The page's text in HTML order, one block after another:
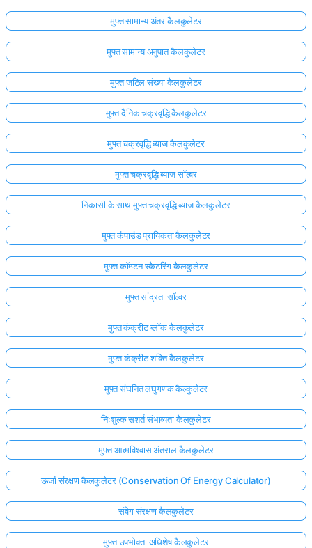
मुफ्त सामान्य अंतर कैलकुलेटर
मुफ्त सामान्य अनुपात कैलकुलेटर
मुफ्त जटिल संख्या कैलकुलेटर
मुफ्त दैनिक चक्रवृद्धि कैलकुलेटर
मुफ्त चक्रवृद्धि ब्याज कैलकुलेटर
मुफ्त चक्रवृद्धि ब्याज सॉल्वर
निकासी के साथ मुफ्त चक्रवृद्धि ब्याज कैलकुलेटर
मुफ्त कंपाउंड प्रायिकता कैलकुलेटर
मुफ्त कॉम्प्टन स्कैटरिंग कैलकुलेटर
मुफ्त सांद्रता सॉल्वर
मुफ्त कंक्रीट ब्लॉक कैलकुलेटर
मुफ्त कंक्रीट शक्ति कैलकुलेटर
मुफ़्त संघनित लघुगणक कैल्कुलेटर
निःशुल्क सशर्त संभाव्यता कैलकुलेटर
मुफ्त आत्मविश्वास अंतराल कैलकुलेटर
ऊर्जा संरक्षण कैलकुलेटर (Conservation Of Energy Calculator)
संवेग संरक्षण कैलकुलेटर
मुफ्त उपभोक्ता अधिशेष कैलकुलेटर